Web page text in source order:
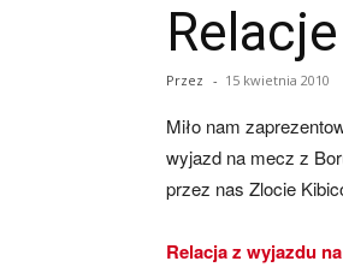
Przez - 15 kwietnia 2010
Miło nam
wyjazd na mecz z
przez nas Zlocie
Relacja z wyjazdu